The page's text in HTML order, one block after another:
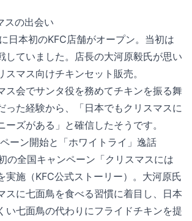
スの出会い
日本初のKFC店舗がオープン。当初は
していました。店長の大河原毅氏が思い
スマス向けチキンセット販売。
ス会でサンタ役を務めてチキンを振る舞
った経験から、「日本でもクリスマスに
ーズがある」と確信したそうです。
ーン開始と「ホワイトライ」逸話
の全国キャンペーン「クリスマスには
実施（KFC公式ストーリー）。大河原氏
スに七面鳥を食べる習慣に着目し、日本
い七面鳥の代わりにフライドチキンを提